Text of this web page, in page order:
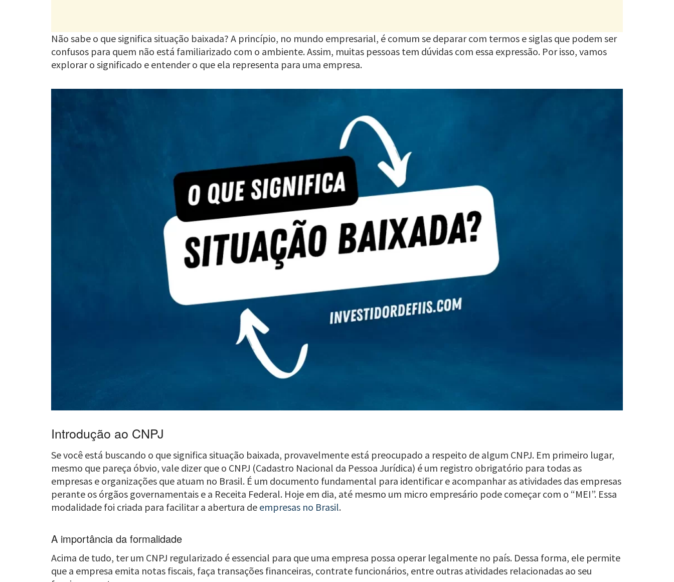
Não sabe o que significa situação baixada? A princípio, no mundo empresarial, é comum se deparar com termos e siglas que podem ser
confusos para quem não está familiarizado com o ambiente. Assim, muitas pessoas tem dúvidas com essa expressão. Por isso, vamos
explorar o significado e entender o que ela representa para uma empresa.
Introdução ao CNPJ
Se você está buscando o que significa situação baixada, provavelmente está preocupado a respeito de algum CNPJ. Em primeiro lugar,
mesmo que pareça óbvio, vale dizer que o CNPJ (Cadastro Nacional da Pessoa Jurídica) é um registro obrigatório para todas as
empresas e organizações que atuam no Brasil. É um documento fundamental para identificar e acompanhar as atividades das empresas
perante os órgãos governamentais e a Receita Federal. Hoje em dia, até mesmo um micro empresário pode começar com o “MEI”. Essa
modalidade foi criada para facilitar a abertura de empresas no Brasil.
A importância da formalidade
Acima de tudo, ter um CNPJ regularizado é essencial para que uma empresa possa operar legalmente no país. Dessa forma, ele permite
que a empresa emita notas fiscais, faça transações financeiras, contrate funcionários, entre outras atividades relacionadas ao seu